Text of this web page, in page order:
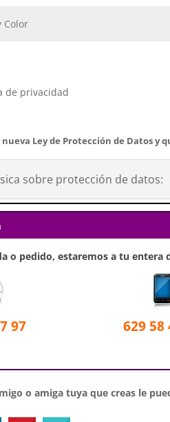
de privacidad
Ley de Protección de Datos y
sobre protección de datos:
o pedido, estaremos a tu entera
97 629 58
o amiga tuya que creas le